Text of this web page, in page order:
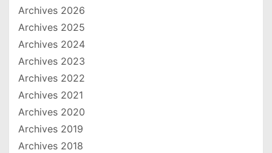
Archives 2026
Archives 2025
Archives 2024
Archives 2023
Archives 2022
Archives 2021
Archives 2020
Archives 2019
Archives 2018